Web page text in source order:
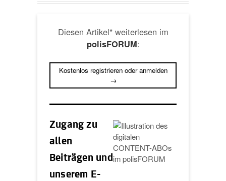
Diesen Artikel* weiterlesen im
polisFORUM:
Kostenlos registrieren oder anmelden
→
Zugang zu
allen
Beiträgen und
unserem E-